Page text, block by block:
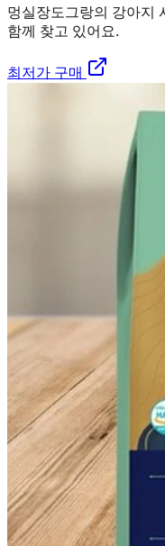
멍실장도그랑의 강아지
함께 찾고 있어요.
최저가 구매